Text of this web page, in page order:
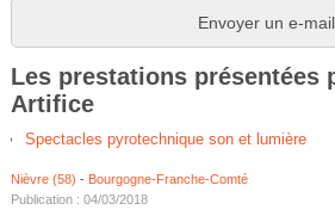
Envoyer un e-mail
Les prestations présentées
Artifice
Spectacles pyrotechnique son et lumière
Nièvre (58) - Bourgogne-Franche-Comté
Publication : 04/03/2018